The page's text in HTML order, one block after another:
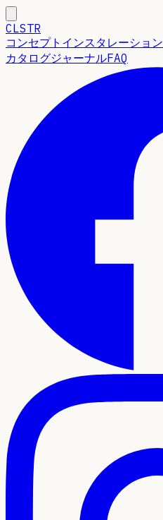
CLSTR
コンセプト インスタレーション
カタログジャーナルFAQ